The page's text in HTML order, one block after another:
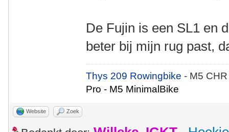
De Fujin is een SL1 en
beter bij mijn rug past,
Thys 209 Rowingbike- M5
Pro - M5 MinimalBike
Website Zoek